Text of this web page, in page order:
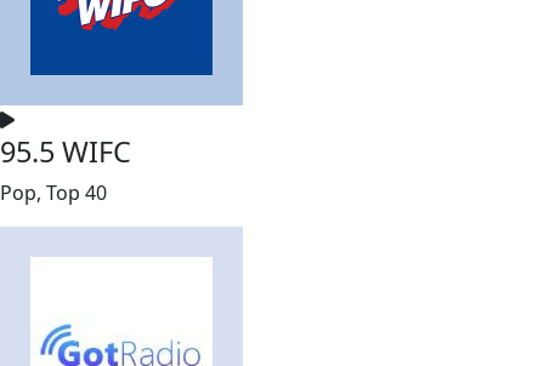
95.5 WIFC
Pop, Top 40